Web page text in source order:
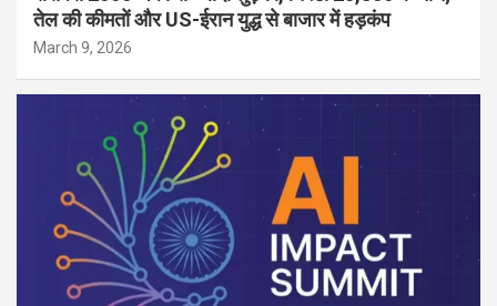
तेल की कीमतों और US-ईरान युद्ध से बाजार में हड़कंप
March 9, 2026